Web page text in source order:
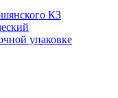
КЗ
упаковке